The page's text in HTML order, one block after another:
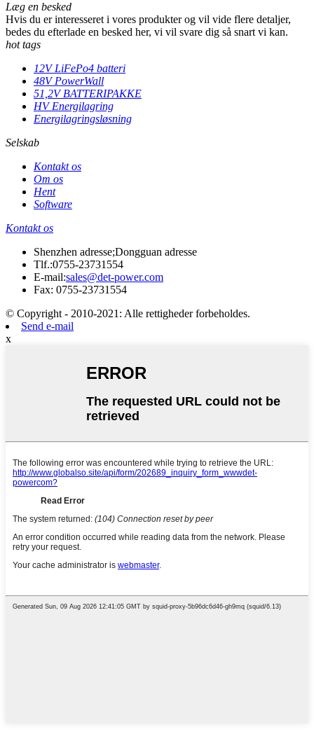
Læg en besked
Hvis du er interesseret i vores produkter og vil vide flere detaljer,
bedes du efterlade en besked her, vi vil svare dig så snart vi kan.
hot tags
12V LiFePo4 batteri
48V PowerWall
51,2V BATTERIPAKKE
HV Energilagring
Energilagringsløsning
Selskab
Kontakt os
Om os
Hent
Software
Kontakt os
Shenzhen adresse;Dongguan adresse
Tlf.:0755-23731554
E-mail:sales@det-power.com
Fax: 0755-23731554
© Copyright - 2010-2021: Alle rettigheder forbeholdes.
Send e-mail
x